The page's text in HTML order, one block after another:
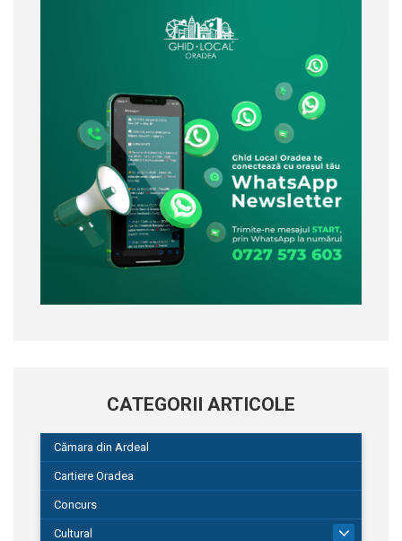
CATEGORII ARTICOLE
Cămara din Ardeal
Cartiere Oradea
Concurs
Cultural